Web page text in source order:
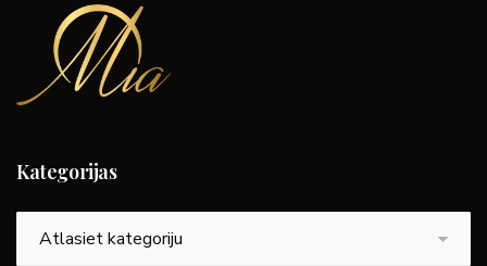
Kategorijas